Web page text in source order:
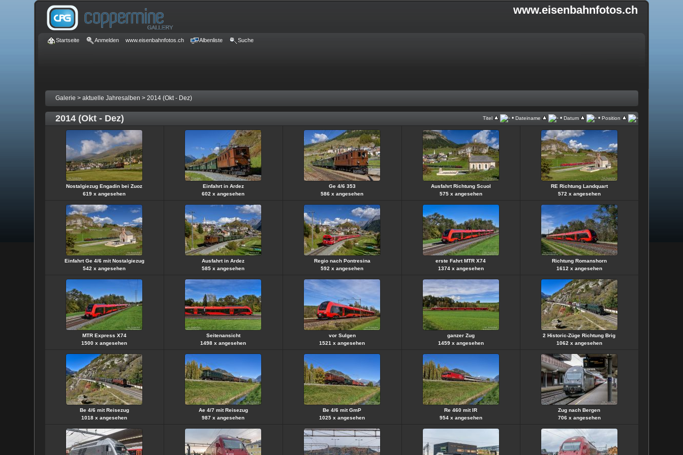
www.eisenbahnfotos.ch
Startseite Anmelden www.eisenbahnfotos.ch Albenliste Suche
Galerie > aktuelle Jahresalben > 2014 (Okt - Dez)
2014 (Okt - Dez) Titel • Dateiname • Datum • Position
Nostalgiezug Engadin bei Zuoz
619 x angesehen
Einfahrt in Ardez
602 x angesehen
Ge 4/6 353
586 x angesehen
Ausfahrt Richtung Scuol
575 x angesehen
RE Richtung Landquart
572 x angesehen
Einfahrt Ge 4/6 mit Nostalgiezug
542 x angesehen
Ausfahrt in Ardez
585 x angesehen
Regio nach Pontresina
592 x angesehen
erste Fahrt MTR X74
1374 x angesehen
Richtung Romanshorn
1612 x angesehen
MTR Express X74
1500 x angesehen
Seitenansicht
1498 x angesehen
vor Sulgen
1521 x angesehen
ganzer Zug
1459 x angesehen
2 Historic-Züge Richtung Brig
1062 x angesehen
Be 4/6 mit Reisezug
1018 x angesehen
Ae 4/7 mit Reisezug
987 x angesehen
Be 4/6 mit GmP
1025 x angesehen
Re 460 mit IR
954 x angesehen
Zug nach Bergen
706 x angesehen